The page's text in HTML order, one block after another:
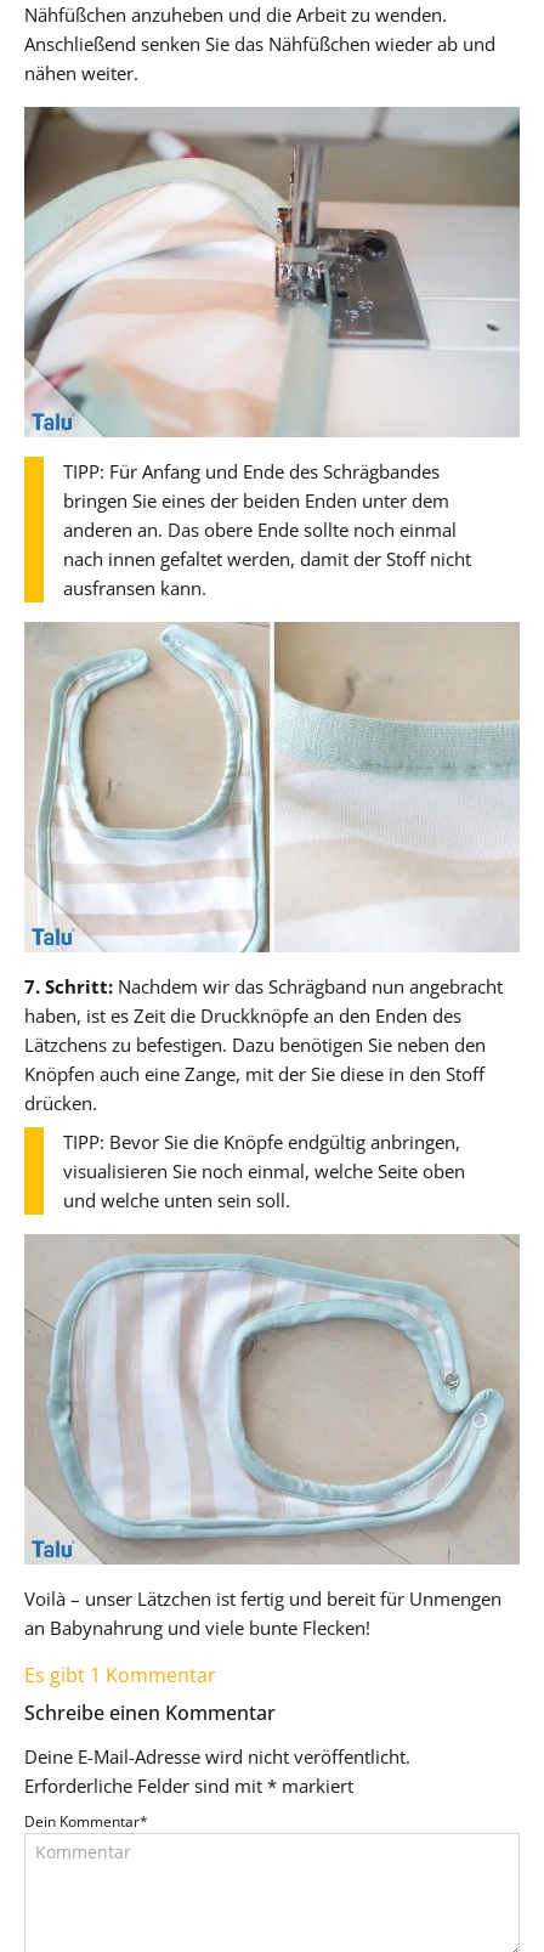
Nähfüßchen anzuheben und die Arbeit zu wenden.
Anschließend senken Sie das Nähfüßchen wieder ab und
nähen weiter.
TIPP: Für Anfang und Ende des Schrägbandes
bringen Sie eines der beiden Enden unter dem
anderen an. Das obere Ende sollte noch einmal
nach innen gefaltet werden, damit der Stoff nicht
ausfransen kann.
7. Schritt: Nachdem wir das Schrägband nun angebracht
haben, ist es Zeit die Druckknöpfe an den Enden des
Lätzchens zu befestigen. Dazu benötigen Sie neben den
Knöpfen auch eine Zange, mit der Sie diese in den Stoff
drücken.
TIPP: Bevor Sie die Knöpfe endgültig anbringen,
visualisieren Sie noch einmal, welche Seite oben
und welche unten sein soll.
Voilà – unser Lätzchen ist fertig und bereit für Unmengen
an Babynahrung und viele bunte Flecken!
Es gibt 1 Kommentar
Schreibe einen Kommentar
Deine E-Mail-Adresse wird nicht veröffentlicht.
Erforderliche Felder sind mit * markiert
Dein Kommentar*